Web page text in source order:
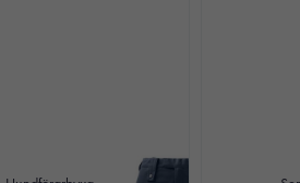
Dessa kakor